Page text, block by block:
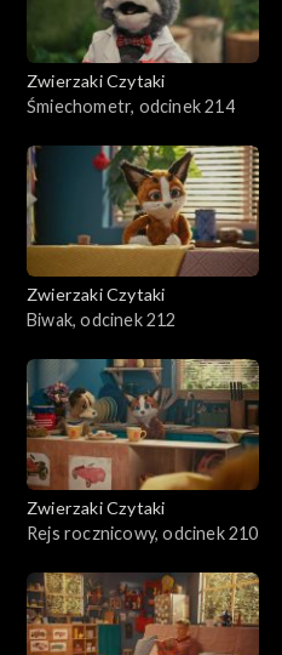
Zwierzaki Czytaki
Śmiechometr, odcinek 214
Zwierzaki Czytaki
Biwak, odcinek 212
Zwierzaki Czytaki
Rejs rocznicowy, odcinek 210